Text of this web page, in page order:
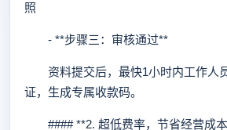
照
- **步骤三：审核通过**
资料提交后，最快1小时内工作人
证，生成专属收款码。
#### **2. 超低费率，节省经营成